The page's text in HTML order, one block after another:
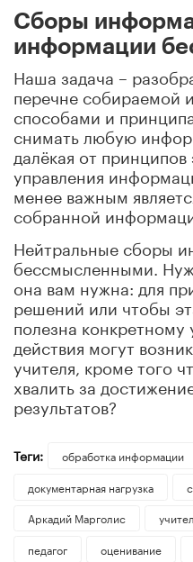
Сборы
информации
Наша задача –
перечне собираемой
способами и
снимать любую
далёкая от
управления
менее важным
собранной
Нейтральные сборы
бессмысленными.
она вам нужна: для
решений или чтобы
полезна конкретному
действия могут
учителя, кроме того
хвалить за
результатов?
Теги: обработка информации
документарная нагрузка
Аркадий Марголис
педагог
оценивание